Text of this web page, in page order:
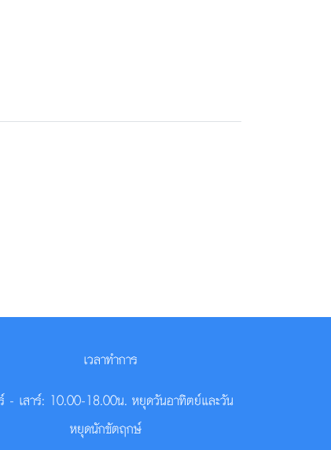
เวลาทำการ
- เสาร์: 10.00-18.00น. หยุดวันอาทิตย์และวัน
หยุดนักขัตฤกษ์